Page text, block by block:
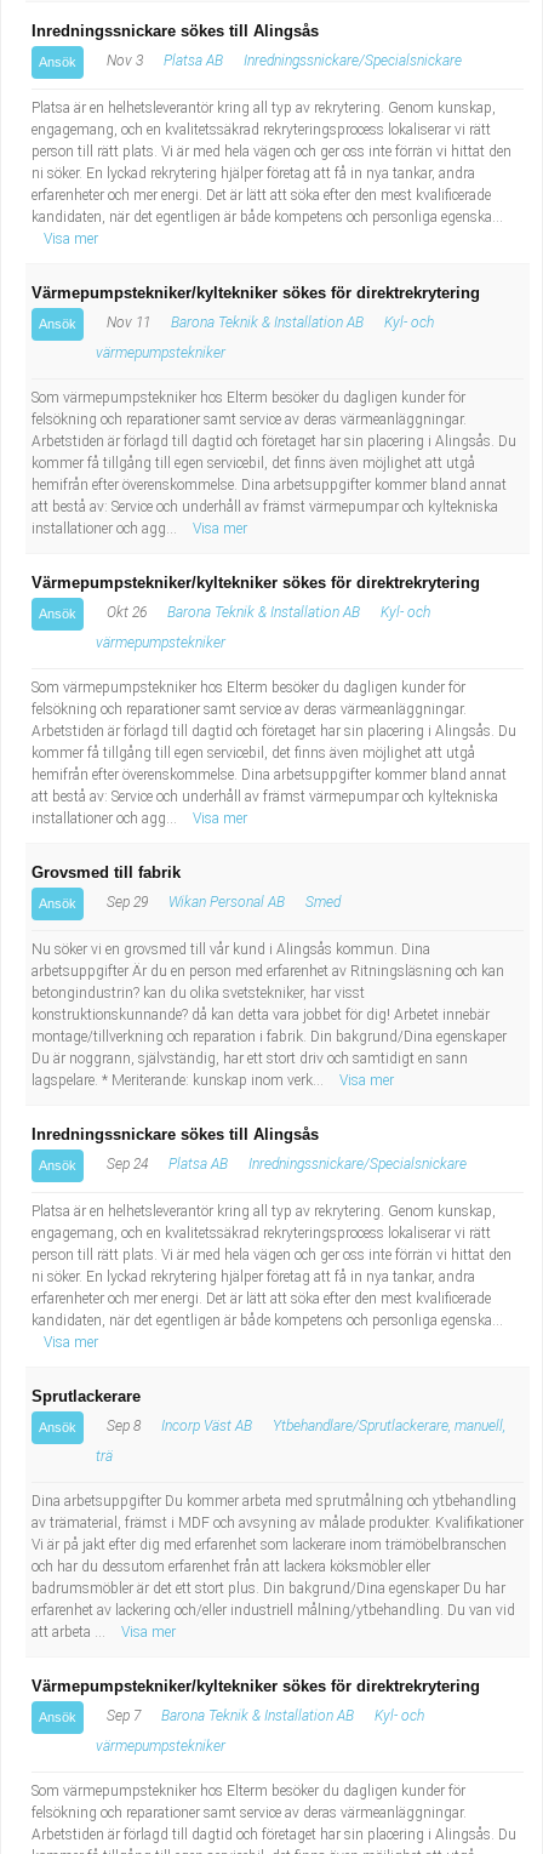
Inredningssnickare sökes till Alingsås
Ansök Nov 3 Platsa AB Inredningssnickare/Specialsnickare
Platsa är en helhetsleverantör kring all typ av rekrytering. Genom kunskap,
engagemang, och en kvalitetssäkrad rekryteringsprocess lokaliserar vi rätt
person till rätt plats. Vi är med hela vägen och ger oss inte förrän vi hittat den
ni söker. En lyckad rekrytering hjälper företag att få in nya tankar, andra
erfarenheter och mer energi. Det är lätt att söka efter den mest kvalificerade
kandidaten, när det egentligen är både kompetens och personliga egenska...
Visa mer
Värmepumpstekniker/kyltekniker sökes för direktrekrytering
Ansök Nov 11 Barona Teknik & Installation AB
Kyl- och
värmepumpstekniker
Som värmepumpstekniker hos Elterm besöker du dagligen kunder för
felsökning och reparationer samt service av deras värmeanläggningar.
Arbetstiden är förlagd till dagtid och företaget har sin placering i Alingsås. Du
kommer få tillgång till egen servicebil, det finns även möjlighet att utgå
hemifrån efter överenskommelse. Dina arbetsuppgifter kommer bland annat
att bestå av: Service och underhåll av främst värmepumpar och kyltekniska
installationer och agg...
Visa mer
Värmepumpstekniker/kyltekniker sökes för direktrekrytering
Ansök Okt 26 Barona Teknik & Installation AB
Kyl- och
värmepumpstekniker
Som värmepumpstekniker hos Elterm besöker du dagligen kunder för
felsökning och reparationer samt service av deras värmeanläggningar.
Arbetstiden är förlagd till dagtid och företaget har sin placering i Alingsås. Du
kommer få tillgång till egen servicebil, det finns även möjlighet att utgå
hemifrån efter överenskommelse. Dina arbetsuppgifter kommer bland annat
att bestå av: Service och underhåll av främst värmepumpar och kyltekniska
installationer och agg...
Visa mer
Grovsmed till fabrik
Ansök Sep 29 Wikan Personal AB Smed
Nu söker vi en grovsmed till vår kund i Alingsås kommun. Dina
arbetsuppgifter Är du en person med erfarenhet av Ritningsläsning och kan
betongindustrin? kan du olika svetstekniker, har visst
konstruktionskunnande? då kan detta vara jobbet för dig! Arbetet innebär
montage/tillverkning och reparation i fabrik. Din bakgrund/Dina egenskaper
Du är noggrann, självständig, har ett stort driv och samtidigt en sann
lagspelare. * Meriterande: kunskap inom verk...
Visa mer
Inredningssnickare sökes till Alingsås
Ansök Sep 24 Platsa AB Inredningssnickare/Specialsnickare
Platsa är en helhetsleverantör kring all typ av rekrytering. Genom kunskap,
engagemang, och en kvalitetssäkrad rekryteringsprocess lokaliserar vi rätt
person till rätt plats. Vi är med hela vägen och ger oss inte förrän vi hittat den
ni söker. En lyckad rekrytering hjälper företag att få in nya tankar, andra
erfarenheter och mer energi. Det är lätt att söka efter den mest kvalificerade
kandidaten, när det egentligen är både kompetens och personliga egenska...
Visa mer
Sprutlackerare
Ansök Sep 8 Incorp Väst AB
Ytbehandlare/Sprutlackerare, manuell,
trä
Dina arbetsuppgifter Du kommer arbeta med sprutmålning och ytbehandling
av trämaterial, främst i MDF och avsyning av målade produkter. Kvalifikationer
Vi är på jakt efter dig med erfarenhet som lackerare inom trämöbelbranschen
och har du dessutom erfarenhet från att lackera köksmöbler eller
badrumsmöbler är det ett stort plus. Din bakgrund/Dina egenskaper Du har
erfarenhet av lackering och/eller industriell målning/ytbehandling. Du van vid
att arbeta ...
Visa mer
Värmepumpstekniker/kyltekniker sökes för direktrekrytering
Ansök Sep 7 Barona Teknik & Installation AB
Kyl- och
värmepumpstekniker
Som värmepumpstekniker hos Elterm besöker du dagligen kunder för
felsökning och reparationer samt service av deras värmeanläggningar.
Arbetstiden är förlagd till dagtid och företaget har sin placering i Alingsås. Du